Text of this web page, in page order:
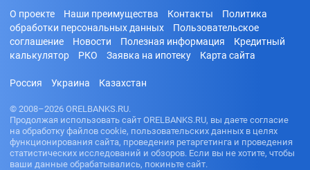
О проекте Наши преимущества Контакты
Политика
обработки персональных данных
Пользовательское
соглашение
Новости Полезная информация
Кредитный
калькулятор
РКО Заявка на ипотеку Карта сайта
Россия Украина Казахстан
© 2008–2026 ORELBANKS.RU.
Продолжая использовать сайт ORELBANKS.RU, вы даете согласие
на обработку файлов cookie, пользовательских данных в целях
функционирования сайта, проведения ретаргетинга и проведения
статистических исследований и обзоров. Если вы не хотите, чтобы
ваши данные обрабатывались, покиньте сайт.